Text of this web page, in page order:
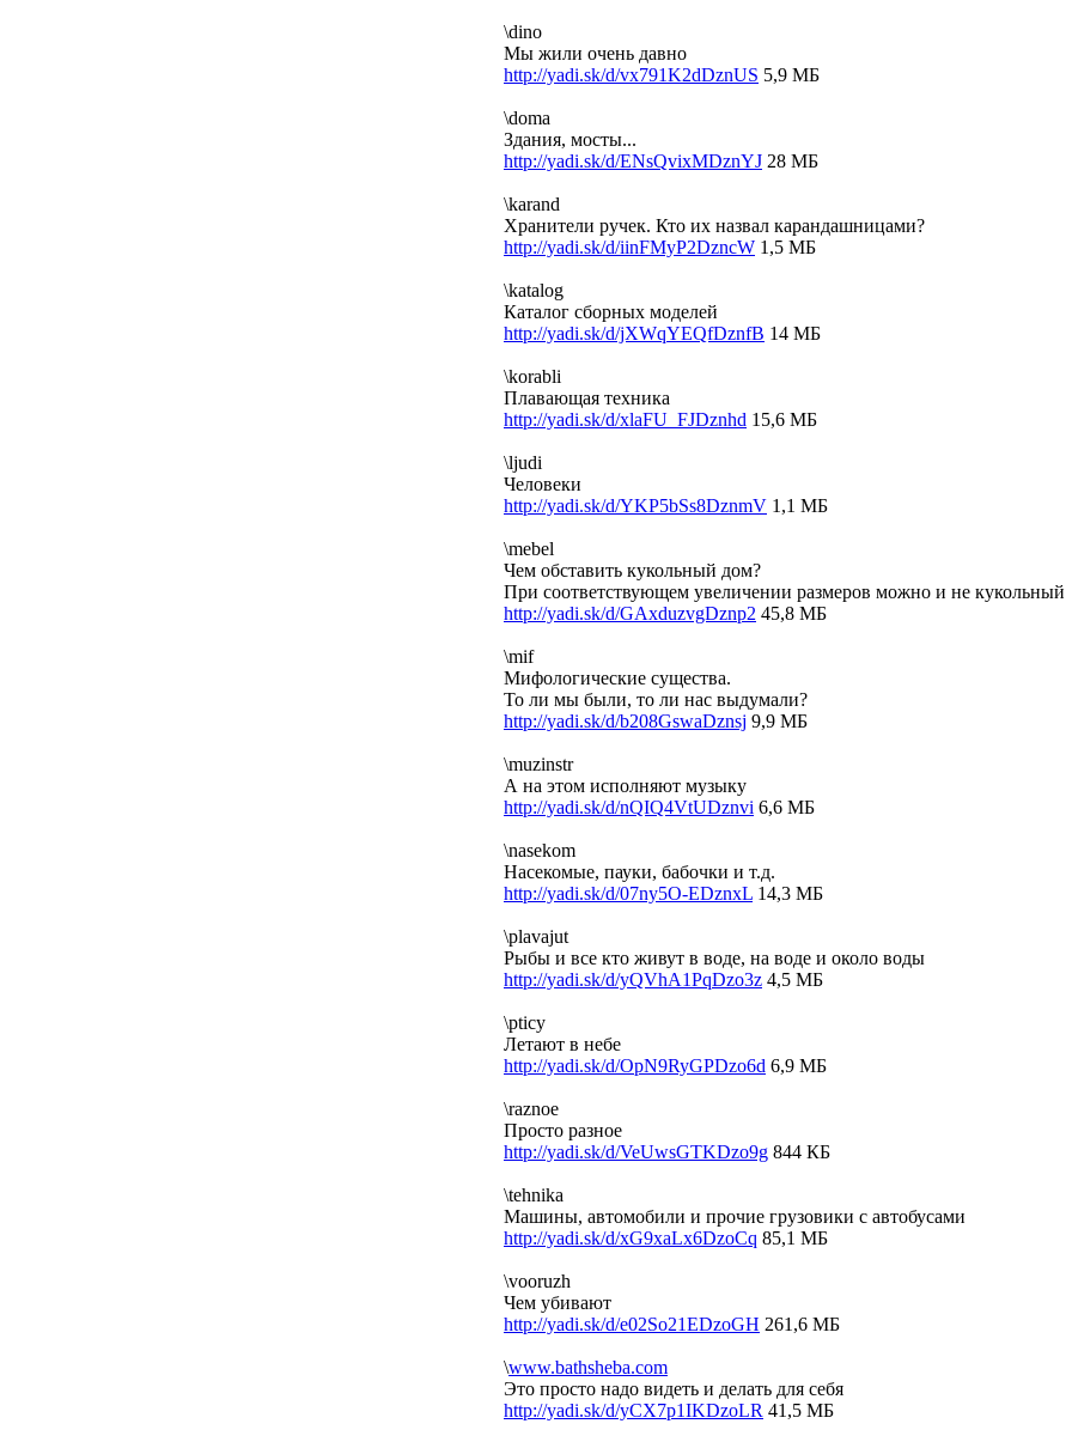
\dino
Мы жили очень давно
http://yadi.sk/d/vx791K2dDznUS 5,9 МБ
\doma
Здания, мосты...
http://yadi.sk/d/ENsQvixMDznYJ 28 МБ
\karand
Хранители ручек. Кто их назвал карандашницами?
http://yadi.sk/d/iinFMyP2DzncW 1,5 МБ
\katalog
Каталог сборных моделей
http://yadi.sk/d/jXWqYEQfDznfB 14 МБ
\korabli
Плавающая техника
http://yadi.sk/d/xlaFU_FJDznhd 15,6 МБ
\ljudi
Человеки
http://yadi.sk/d/YKP5bSs8DznmV 1,1 МБ
\mebel
Чем обставить кукольный дом?
При соответствующем увеличении размеров можно и не кукольный
http://yadi.sk/d/GAxduzvgDznp2 45,8 МБ
\mif
Мифологические существа.
То ли мы были, то ли нас выдумали?
http://yadi.sk/d/b208GswaDznsj 9,9 МБ
\muzinstr
А на этом исполняют музыку
http://yadi.sk/d/nQIQ4VtUDznvi 6,6 МБ
\nasekom
Насекомые, пауки, бабочки и т.д.
http://yadi.sk/d/07ny5O-EDznxL 14,3 МБ
\plavajut
Рыбы и все кто живут в воде, на воде и около воды
http://yadi.sk/d/yQVhA1PqDzo3z 4,5 МБ
\pticy
Летают в небе
http://yadi.sk/d/OpN9RyGPDzo6d 6,9 МБ
\raznoe
Просто разное
http://yadi.sk/d/VeUwsGTKDzo9g 844 КБ
\tehnika
Машины, автомобили и прочие грузовики с автобусами
http://yadi.sk/d/xG9xaLx6DzoCq 85,1 МБ
\vooruzh
Чем убивают
http://yadi.sk/d/e02So21EDzoGH 261,6 МБ
\www.bathsheba.com
Это просто надо видеть и делать для себя
http://yadi.sk/d/yCX7p1IKDzoLR 41,5 МБ